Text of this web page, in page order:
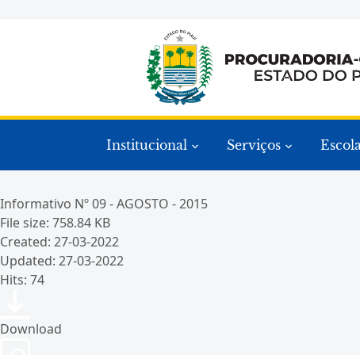
Institucional Serviços
Informativo Nº 09 - AGOSTO - 2015
File size: 758.84 KB
Created: 27-03-2022
Updated: 27-03-2022
Hits: 74
Download